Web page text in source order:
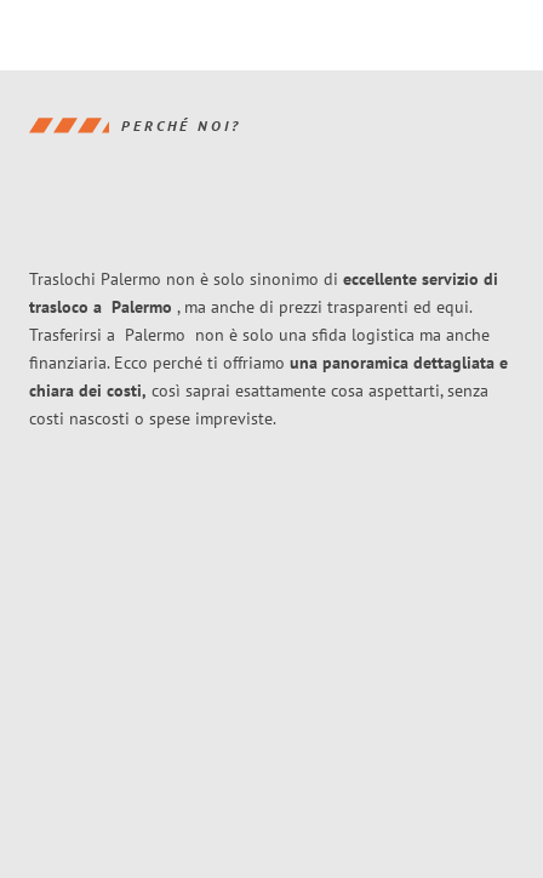
PERCHÉ NOI?
Traslochi Palermo non è solo sinonimo di eccellente servizio di
trasloco a Palermo , ma anche di prezzi trasparenti ed equi.
Trasferirsi a Palermo non è solo una sfida logistica ma anche
finanziaria. Ecco perché ti offriamo una panoramica dettagliata e
chiara dei costi, così saprai esattamente cosa aspettarti, senza
costi nascosti o spese impreviste.